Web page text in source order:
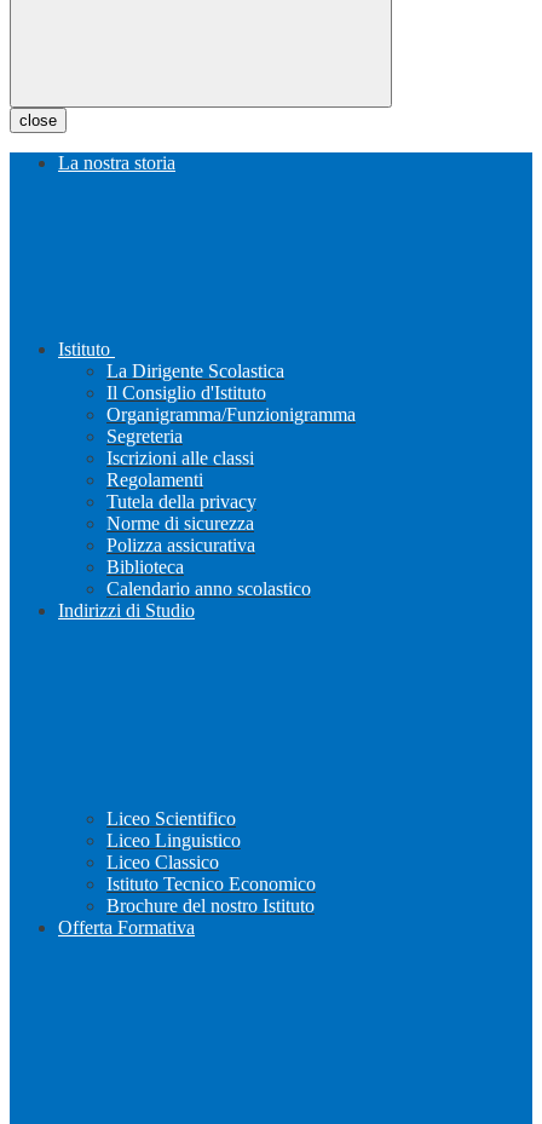
close
La nostra storia
Istituto
La Dirigente Scolastica
Il Consiglio d'Istituto
Organigramma/Funzionigramma
Segreteria
Iscrizioni alle classi
Regolamenti
Tutela della privacy
Norme di sicurezza
Polizza assicurativa
Biblioteca
Calendario anno scolastico
Indirizzi di Studio
Liceo Scientifico
Liceo Linguistico
Liceo Classico
Istituto Tecnico Economico
Brochure del nostro Istituto
Offerta Formativa